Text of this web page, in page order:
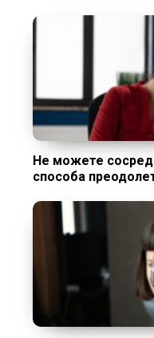
Не можете
способа